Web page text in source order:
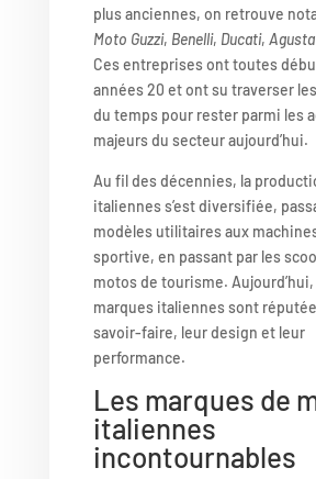
plus anciennes, on retrouve
Moto Guzzi, Benelli, Ducati, Agusta
Ces entreprises ont toutes
années 20 et ont su traverser
du temps pour rester parmi les
majeurs du secteur aujourd’hui.
Au fil des décennies, la
italiennes s’est diversifiée,
modèles utilitaires aux
sportive, en passant par les
motos de tourisme.
marques italiennes sont
savoir-faire, leur design et leur
performance.
Les marques de
italiennes
incontournables